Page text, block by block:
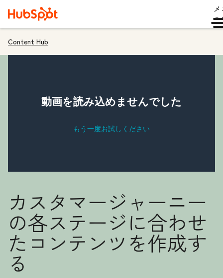
Content Hub
カスタマージャーニー
の各ステージに合わせ
たコンテンツを作成す
る